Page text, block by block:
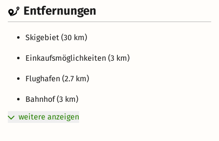
Entfernungen
Skigebiet (30 km)
Einkaufsmöglichkeiten (3 km)
Flughafen (2.7 km)
Bahnhof (3 km)
weitere anzeigen